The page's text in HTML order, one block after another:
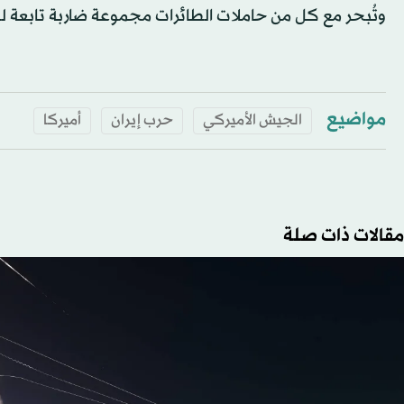
وتُبحر مع كل من حاملات الطائرات مجموعة ضاربة تابعة
مواضيع الجيش الأميركي حرب إيران أميركا
مقالات ذات صلة